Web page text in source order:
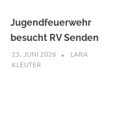
Jugendfeuerwehr
besucht RV Senden
23. JUNI 2026
LARA
KLEUTER